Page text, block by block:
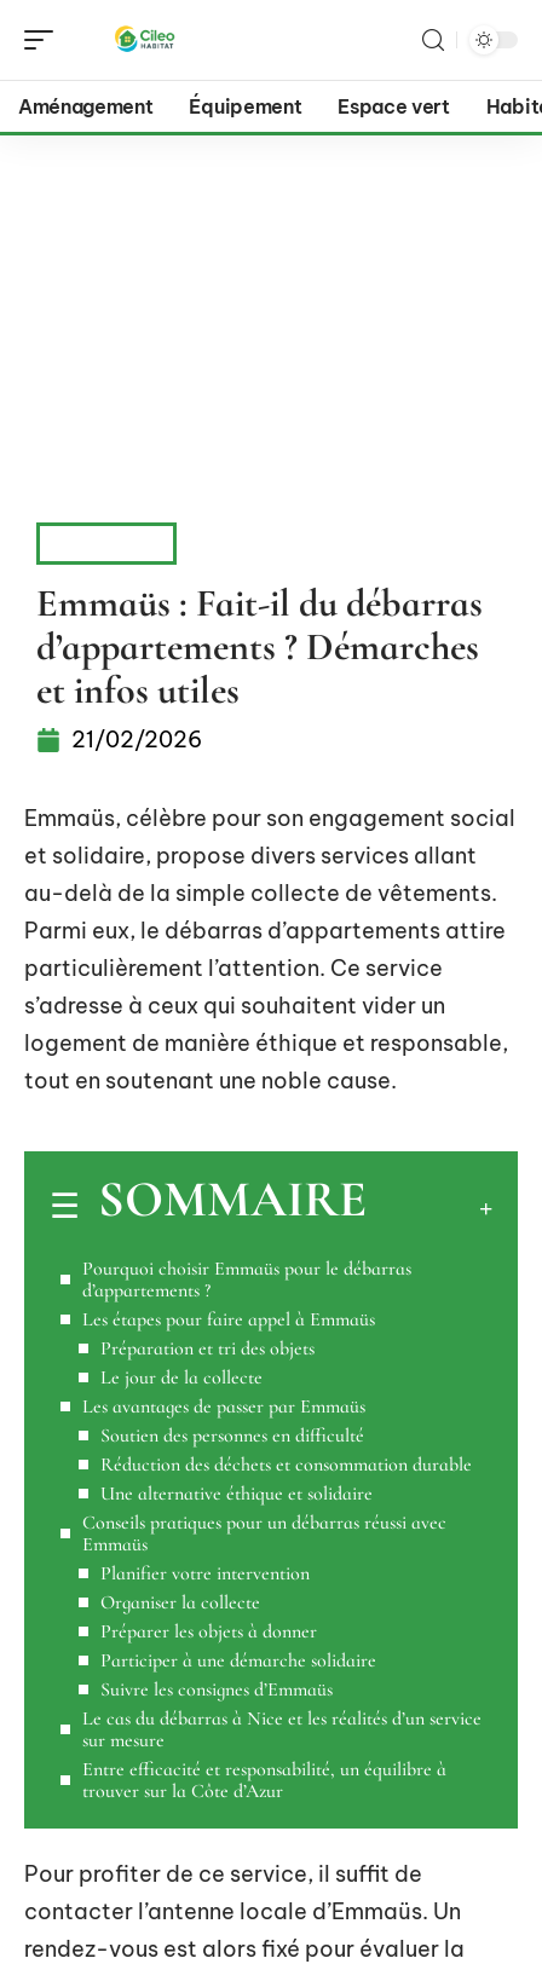
Aménagement Équipement Espace vert
Emmaüs : Fait-il du débarras
d’appartements ? Démarches
et infos utiles
21/02/2026
Emmaüs, célèbre pour son engagement social
et solidaire, propose divers services allant
au-delà de la simple collecte de vêtements.
Parmi eux, le débarras d’appartements attire
particulièrement l’attention. Ce service
s’adresse à ceux qui souhaitent vider un
logement de manière éthique et responsable,
tout en soutenant une noble cause.
SOMMAIRE
Pourquoi choisir Emmaüs pour le débarras
d’appartements ?
Les étapes pour faire appel à Emmaüs
Préparation et tri des objets
Le jour de la collecte
Les avantages de passer par Emmaüs
Soutien des personnes en difficulté
Réduction des déchets et consommation durable
Une alternative éthique et solidaire
Conseils pratiques pour un débarras réussi avec
Emmaüs
Planifier votre intervention
Organiser la collecte
Préparer les objets à donner
Participer à une démarche solidaire
Suivre les consignes d’Emmaüs
Le cas du débarras à Nice et les réalités d’un service
sur mesure
Entre efficacité et responsabilité, un équilibre à
trouver sur la Côte d’Azur
Pour profiter de ce service, il suffit de
contacter l’antenne locale d’Emmaüs. Un
rendez-vous est alors fixé pour évaluer la